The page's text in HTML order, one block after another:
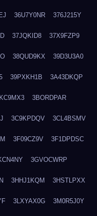
36U7Y0NR 376J215Y
37JQKID8 37X9FZP9
38QUD9KX 39D3U3A0
39PXKH1B 3A43DKQP
3BORDPAR
3C9KPDQV 3CL4BSMV
3F09CZ9V 3F1DPDSC
3GVOCWRP
3HHJ1KQM 3HSTLPXX
3LXYAX0G 3M0R5J0Y